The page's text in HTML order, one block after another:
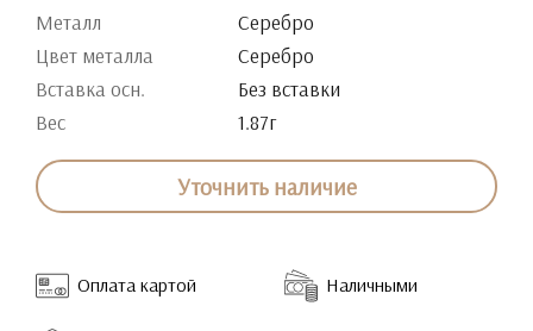
Металл
Серебро
Цвет металла
Серебро
Вставка осн.
Без вставки
Вес
1.87г
Уточнить наличие
Оплата картой Наличными